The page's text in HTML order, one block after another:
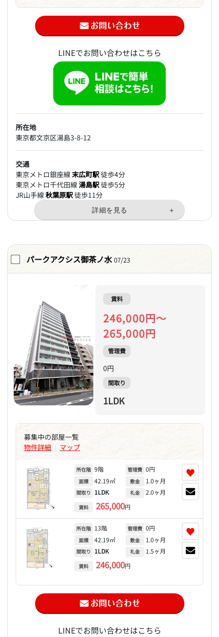
LINEでお問い合わせはこちら
所在地
東京都文京区湯島3-8-12
交通
東京メトロ銀座線末広町駅徒歩4分
東京メトロ千代田線湯島駅徒歩5分
JR山手線秋葉原駅徒歩11分
パークアクシス御茶ノ水 07/23
賃料
246,000円～
265,000円
管理費
0円
間取り
1LDK
募集中の部屋一覧
物件詳細 | マップ
所在階 9階
面積 42.19㎡
間取り 1LDK
賃料 265,000円
管理費 0円
敷金 1.0ヶ月
礼金 2.0ヶ月
♥
所在階 13階
面積 42.19㎡
間取り 1LDK
賃料 246,000円
管理費 0円
敷金 1.0ヶ月
礼金 1.5ヶ月
♥
LINEでお問い合わせはこちら